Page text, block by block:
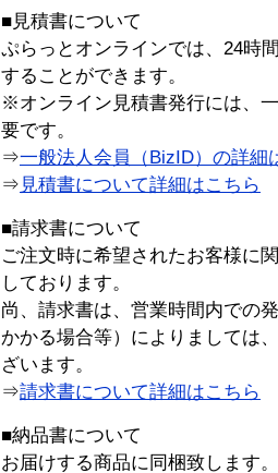
■見積書について
ぷらっとオンラインでは、24時
することができます。
※オンライン見積書発行には、
要です。
⇒一般法人会員（BizID）の詳細
⇒ 見積書について詳細はこちら
■請求書について
ご注文時に希望されたお客様に
しております。
尚、請求書は、営業時間内での
かかる場合等）によりましては
ざいます。
⇒請求書について詳細はこちら
■納品書について
お届けする商品に同梱致します。